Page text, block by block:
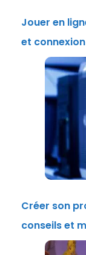
Jouer en
et
Créer son
conseils et